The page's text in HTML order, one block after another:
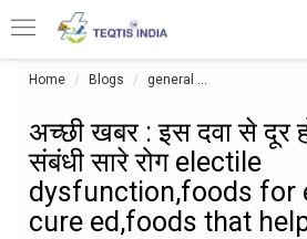
Home Blogs general
अच्छी खबर : इस दवा से दूर
संबंधी सारे रोग electile
dysfunction,foods for
cure ed,foods that